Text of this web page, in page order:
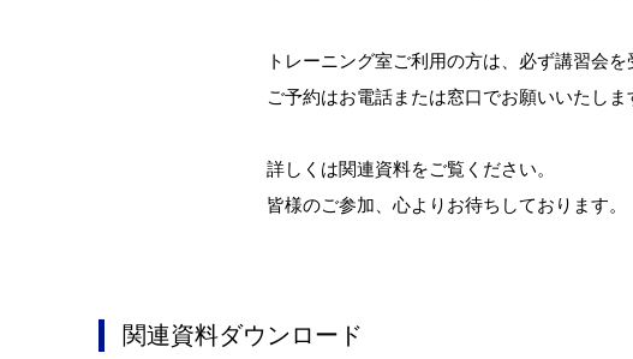
トレーニング室ご利用の方は、必ず講習会を
ご予約はお電話または窓口でお願いいたしま
詳しくは関連資料をご覧ください。
皆様のご参加、心よりお待ちしております。
関連資料ダウンロード